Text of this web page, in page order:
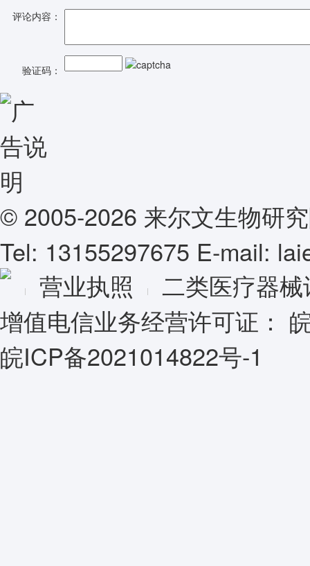
评论内容：
验证码：
© 2005-2026 来尔文生物研
Tel: 13155297675 E-mail:
营业执照
二类医疗器
增值电信业务经营许可证：
皖ICP备2021014822号-1